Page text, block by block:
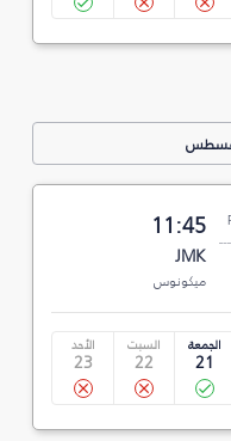
11:45
JMK
ميكونوس
الجمعة
21
السبت
22
الأحد
23